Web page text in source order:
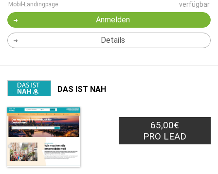
Mobil-Landingpage verfügbar
Anmelden
Details
DAS IST NAH
65,00€
PRO LEAD